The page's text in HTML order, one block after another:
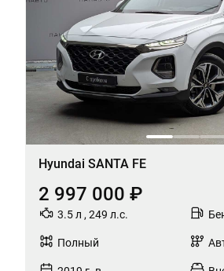
Hyundai SANTA FE
2 997 000 ₽
3.5 л , 249 л.с.
Полный